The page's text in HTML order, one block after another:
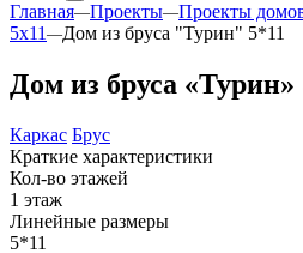
Главная—Проекты—Проекты
5х11 —Дом из бруса "Турин" 5*11
Дом из бруса «Турин»
Каркас Брус
Краткие характеристики
Кол-во этажей
1 этаж
Линейные размеры
5*11